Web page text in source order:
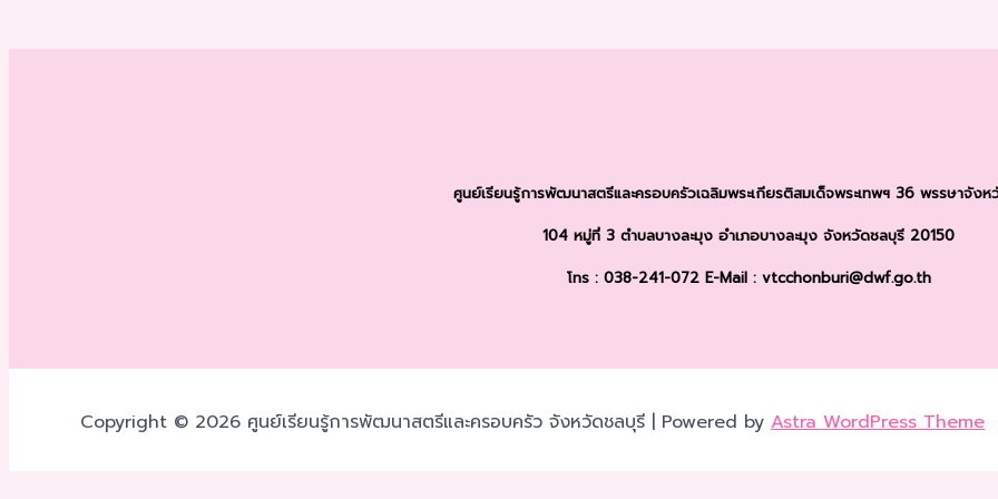
ศูนย์เรียนรู้การพัฒนาสตรีและครอบครัวเฉลิมพระเกียรติสมเด็จพระเทพฯ 36 พรรษาจังห
104 หมู่ที่ 3 ตำบลบางละมุง อำเภอบางละมุง จังหวัดชลบุรี 20150
โทร : 038-241-072 E-Mail : vtcchonburi@dwf.go.th
Copyright © 2026 ศูนย์เรียนรู้การพัฒนาสตรีและครอบครัว จังหวัดชลบุรี | Powered by Astra WordPress Theme